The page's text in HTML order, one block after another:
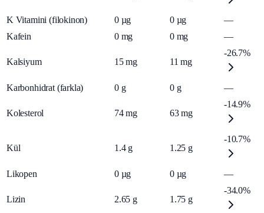
K Vitamini (filokinon) 0 µg 0 µg
—
Kafein
0 mg 0 mg —
Kalsiyum 15 mg 11 mg
-26.7%
Karbonhidrat (farkla) 0 g 0 g —
Kolesterol 74 mg 63 mg
-14.9%
Kül 1.4 g 1.25 g
-10.7%
Likopen 0 µg 0 µg —
Lizin 2.65 g 1.75 g
-34.0%